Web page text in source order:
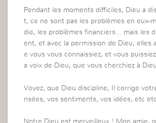
Pendant les moments difficiles, Dieu a
t, ce ne sont pas les problèmes en eux-
die, les problèmes financiers… mais les
ent, et avec la permission de Dieu, elles
e vous vous connaissiez, et vous
a voix de Dieu, que vous cherchiez à
Voyez, que Dieu discipline, Il corrige
nsées, vos sentiments, vos idées, etc etc
Notre Dieu est merveilleux ! Mon amie,